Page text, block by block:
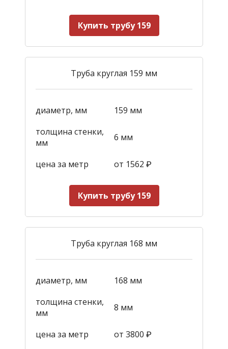
Купить трубу 159
Труба круглая 159 мм
диаметр, мм
159 мм
толщина стенки,
мм
6 мм
цена за метр от 1562 ₽
Купить трубу 159
Труба круглая 168 мм
диаметр, мм
168 мм
толщина стенки,
мм
8 мм
цена за метр от 3800 ₽